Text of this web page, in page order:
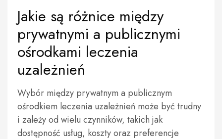
Jakie są różnice między
prywatnymi a publicznymi
ośrodkami leczenia
uzależnień
Wybór między prywatnym a publicznym
ośrodkiem leczenia uzależnień może być trudny
i zależy od wielu czynników, takich jak
dostępność usług, koszty oraz preferencje